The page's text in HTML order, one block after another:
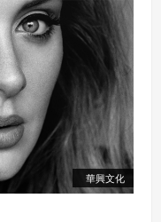
化的影響大過對社會經
身文化而積極吸收中華
並且提倡蒙古至上主
使用色目人，儒者的地
。由於士大夫文化式
使得在士大夫文化底
這個現象在政治方面是
民為對象的戲劇與藝
華興文化